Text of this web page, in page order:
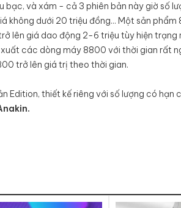
bạc, và xám - cả 3 phiên bản này giờ số
không dưới 20 triệu đồng... Một sản phẩm
lên giá dao động 2-6 triệu tùy hiện trạng
các dòng máy 8800 với thời gian rất
trở lên giá trị theo thời gian.
Edition, thiết kế riêng với số lượng có hạn